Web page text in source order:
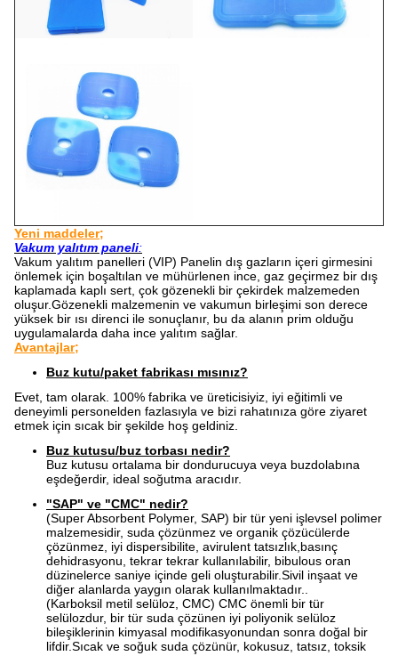
Yeni maddeler;
Vakum yalıtım paneli:
Vakum yalıtım panelleri (VIP) Panelin dış gazların içeri girmesini
önlemek için boşaltılan ve mühürlenen ince, gaz geçirmez bir dış
kaplamada kaplı sert, çok gözenekli bir çekirdek malzemeden
oluşur.Gözenekli malzemenin ve vakumun birleşimi son derece
yüksek bir ısı direnci ile sonuçlanır, bu da alanın prim olduğu
uygulamalarda daha ince yalıtım sağlar.
Avantajlar;
Buz kutu/paket fabrikası mısınız?
Evet, tam olarak. 100% fabrika ve üreticisiyiz, iyi eğitimli ve
deneyimli personelden fazlasıyla ve bizi rahatınıza göre ziyaret
etmek için sıcak bir şekilde hoş geldiniz.
Buz kutusu/buz torbası nedir?
Buz kutusu ortalama bir dondurucuya veya buzdolabına
eşdeğerdir, ideal soğutma aracıdır.
"SAP" ve "CMC" nedir?
(Super Absorbent Polymer, SAP) bir tür yeni işlevsel polimer
malzemesidir, suda çözünmez ve organik çözücülerde
çözünmez, iyi dispersibilite, avirulent tatsızlık,basınç
dehidrasyonu, tekrar tekrar kullanılabilir, bibulous oran
düzinelerce saniye içinde geli oluşturabilir.Sivil inşaat ve
diğer alanlarda yaygın olarak kullanılmaktadır..
(Karboksil metil selüloz, CMC) CMC önemli bir tür
selülozdur, bir tür suda çözünen iyi poliyonik selüloz
bileşiklerinin kimyasal modifikasyonundan sonra doğal bir
lifdir.Sıcak ve soğuk suda çözünür, kokusuz, tatsız, toksik